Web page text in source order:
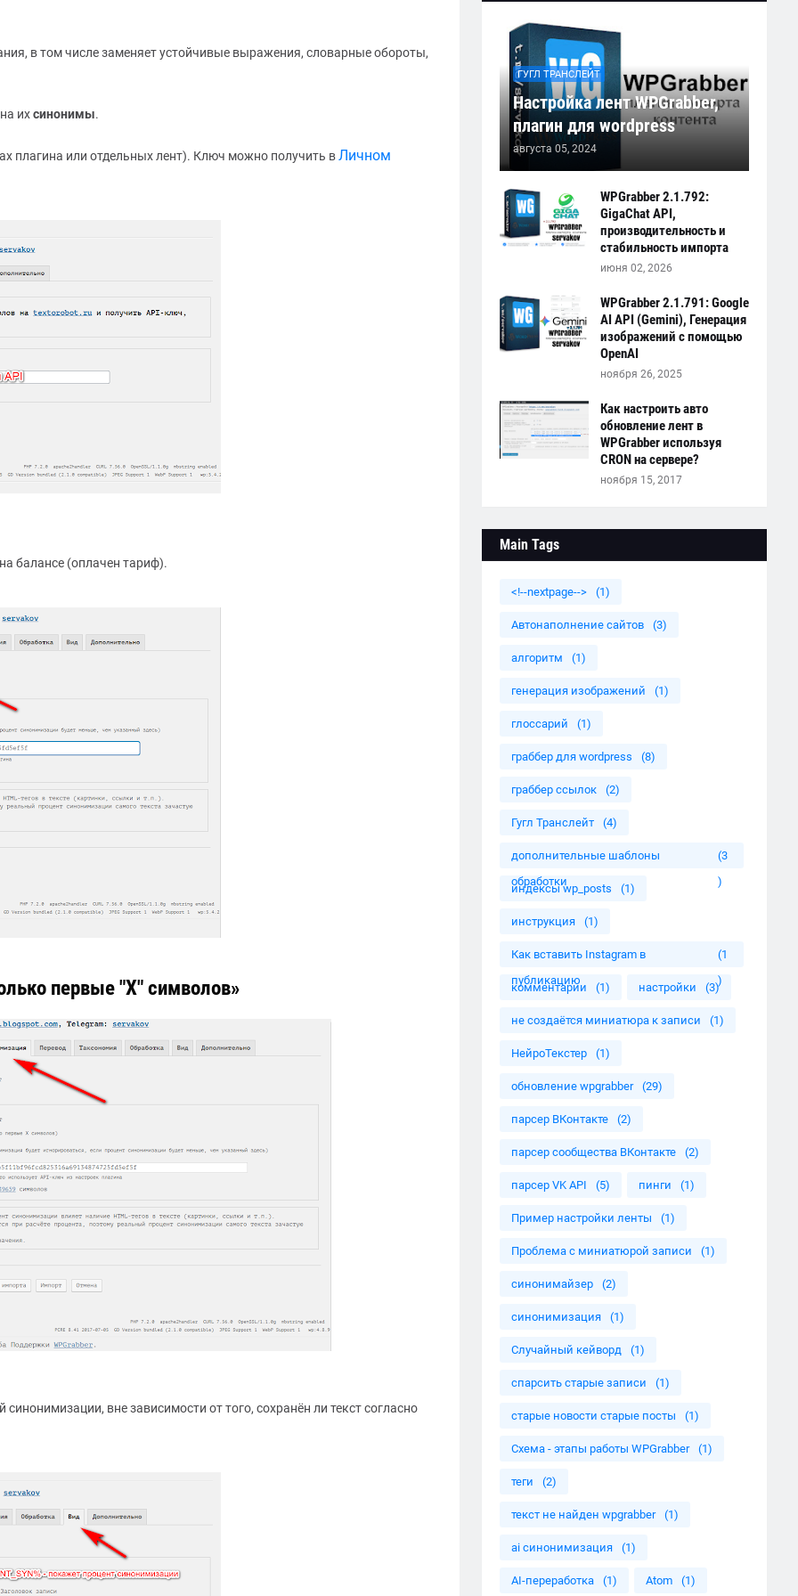
в том числе заменяет устойчивые выражения, словарные обороты,
ихсинонимы.
плагина или отдельных лент). Ключ можно получить вЛичном
балансе (оплачен тариф).
первые "X" символов»
вне зависимости от того, сохранён ли текст согласно
ГУГЛ ТРАНСЛЕЙТ
Настройка лент WPGrabber,
плагин для wordpress
августа 05, 2024
WPGrabber 2.1.792:
GigaChat API,
производительность и
стабильность импорта
июня 02, 2026
WPGrabber 2.1.791: Google
AI API (Gemini), Генерация
изображений с помощью
OpenAI
ноября 26, 2025
Как настроить авто
обновление лент в
WPGrabber используя
CRON на сервере?
ноября 15, 2017
Main Tags
<!--nextpage--> (1)
Автонаполнение сайтов (3)
алгоритм (1)
генерация изображений (1)
глоссарий (1)
граббер для wordpress (8)
граббер ссылок (2)
Гугл Транслейт (4)
дополнительные шаблоны
обработки
(3
)
индексы wp_posts (1)
инструкция (1)
Как вставить Instagram в
публикацию
(1
)
комментарии (1) настройки (3)
не создаётся миниатюра к записи (1)
НейроТекстер (1)
обновление wpgrabber (29)
парсер ВКонтакте (2)
парсер сообщества ВКонтакте (2)
парсер VK API (5) пинги (1)
Пример настройки ленты (1)
Проблема с миниатюрой записи (1)
синонимайзер (2)
синонимизация (1)
Случайный кейворд (1)
спарсить старые записи (1)
старые новости старые посты (1)
Схема - этапы работы WPGrabber (1)
теги (2)
текст не найден wpgrabber (1)
ai синонимизация (1)
AI-переработка (1) Atom (1)